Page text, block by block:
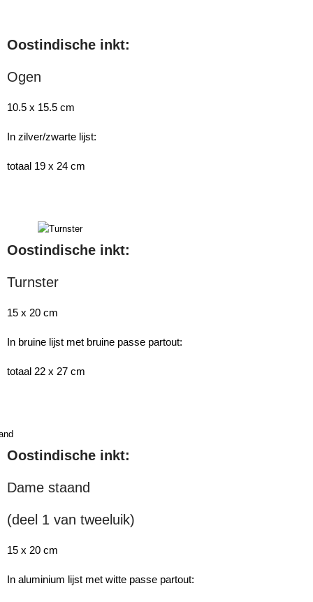
Oostindische inkt:
Ogen
10.5 x 15.5 cm
In zilver/zwarte lijst:
totaal 19 x 24 cm
Oostindische inkt:
Turnster
15 x 20 cm
In bruine lijst met bruine passe partout:
totaal 22 x 27 cm
Oostindische inkt:
Dame staand
(deel 1 van tweeluik)
15 x 20 cm
In aluminium lijst met witte passe partout: